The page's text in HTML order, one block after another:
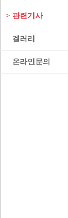
> 관련기사
겔러리
온라인문의